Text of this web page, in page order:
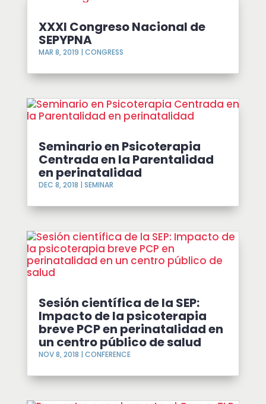
XXXI Congreso Nacional de
SEPYPNA
MAR 8, 2019 | CONGRESS
Seminario en Psicoterapia
Centrada en la Parentalidad
en perinatalidad
DEC 8, 2018 | SEMINAR
Sesión científica de la SEP:
Impacto de la psicoterapia
breve PCP en perinatalidad en
un centro público de salud
NOV 8, 2018 | CONFERENCE